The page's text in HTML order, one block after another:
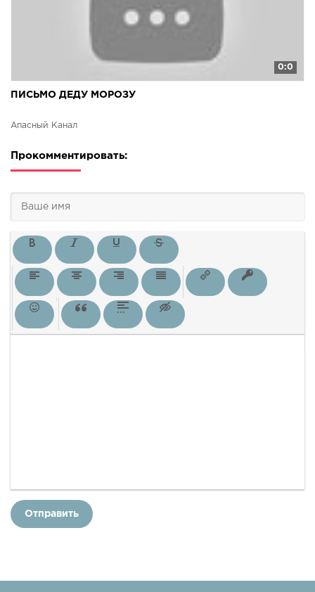
0:0
ПИСЬМО ДЕДУ МОРОЗУ
Апасный Канал
Прокомментировать:
Отправить